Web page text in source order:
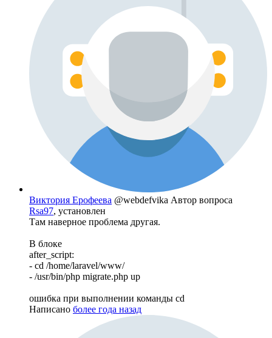
Виктория Ерофеева @webdefvika Автор вопроса
Rsa97, установлен
Там наверное проблема другая.
В блоке
after_script:
- cd /home/laravel/www/
- /usr/bin/php migrate.php up
ошибка при выполнении команды cd
Написано более года назад